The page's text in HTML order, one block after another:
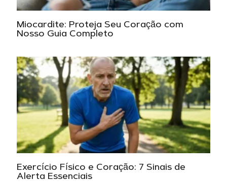
Miocardite: Proteja Seu Coração com
Nosso Guia Completo
Exercício Físico e Coração: 7 Sinais de
Alerta Essenciais